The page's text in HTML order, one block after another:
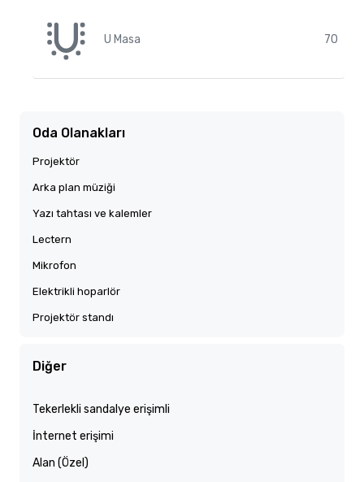
U Masa 70
Oda Olanakları
Projektör
Arka plan müziği
Yazı tahtası ve kalemler
Lectern
Mikrofon
Elektrikli hoparlör
Projektör standı
Diğer
Tekerlekli sandalye erişimli
İnternet erişimi
Alan (Özel)